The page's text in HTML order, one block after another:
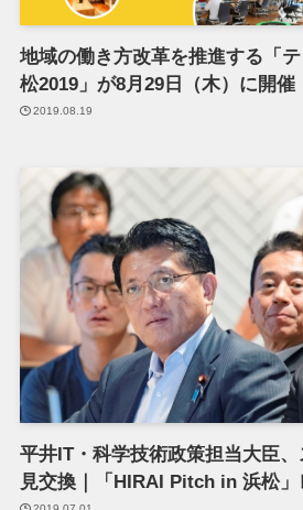
地域の働き方改革を推進する「
松2019」が8月29日（木）に開催
2019.08.19
平井IT・科学技術政策担当大臣
見交換｜「HIRAI Pitch in 浜松」